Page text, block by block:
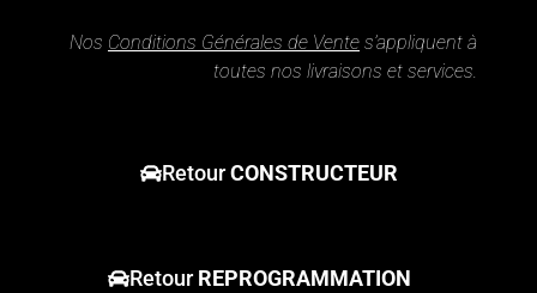
Nos Conditions Générales de Vente s’appliquent à
toutes nos livraisons et services.
RetourCONSTRUCTEUR
RetourREPROGRAMMATION